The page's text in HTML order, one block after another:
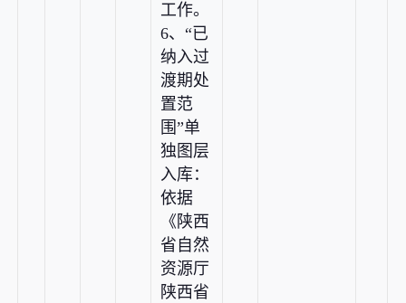
工作。
6、“已
纳入过
渡期处
置范
围”单
独图层
入库：
依据
《陕西
省自然
资源厅
陕西省